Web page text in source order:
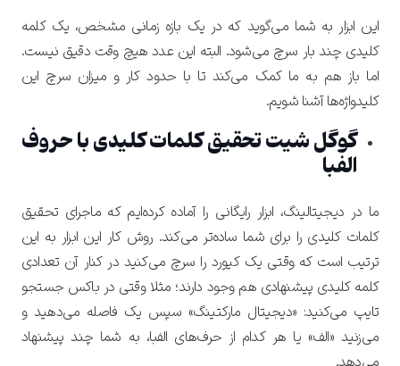
این ابزار به شما می‌گوید که در یک بازه زمانی مشخص، یک کلمه
کلیدی چند بار سرچ می‌شود. البته این عدد هیچ وقت دقیق نیست.
اما باز هم به ما کمک می‌کند تا با حدود کار و میزان سرچ این
کلیدواژه‌ها آشنا شویم.
گوگل شیت تحقیق کلمات کلیدی با حروف
الفبا
ما در دیجیتالینگ، ابزار رایگانی را آماده کرده‌ایم که ماجرای تحقیق
کلمات کلیدی را برای شما ساده‌تر می‌کند. روش کار این ابزار به این
ترتیب است که وقتی یک کیورد را سرچ می‌کنید در کنار آن تعدادی
کلمه کلیدی پیشنهادی هم وجود دارند؛ مثلا وقتی در باکس جستجو
تایپ می‌کنید: «دیجیتال مارکتینگ» سپس یک فاصله می‌دهید و
می‌زنید «الف» یا هر کدام از حرف‌های الفبا، به شما چند پیشنهاد